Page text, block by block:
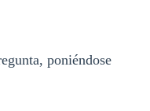
poniéndose